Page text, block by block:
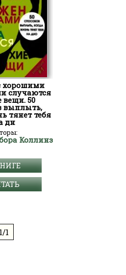
хорошими
случаются
вещи. 50
выплыть,
тянет тебя
дн
Коллинз
1/1